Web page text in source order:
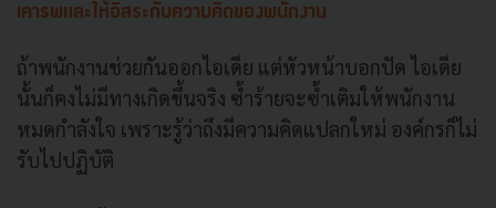
เคารพและให้อิสระกับความคิดของพนักงาน
ถ้าพนักงานช่วยกันออกไอเดีย แต่หัวหน้าบอกปัด ไอเดีย
นั้นก็คงไม่มีทางเกิดขึ้นจริง ซ้ำร้ายจะซ้ำเติมให้พนักงาน
หมดกำลังใจ เพราะรู้ว่าถึงมีความคิดแปลกใหม่ องค์กรก็ไม่
รับไปปฏิบัติ